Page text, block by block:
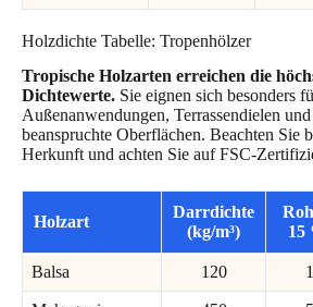
Holzdichte Tabelle: Tropenhölzer
Tropische Holzarten erreichen die
Dichtewerte. Sie eignen sich besonders
Außenanwendungen, Terrassendielen
beanspruchte Oberflächen. Beachten Sie
Herkunft und achten Sie auf FSC-
Holzart
Darrdichte
(kg/m³)
15
Balsa 120